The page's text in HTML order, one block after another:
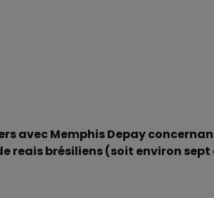
avec Memphis Depay
reais brésiliens (soit environ